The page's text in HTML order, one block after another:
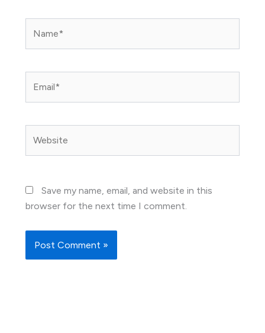
Save my name, email, and website in this
browser for the next time I comment.